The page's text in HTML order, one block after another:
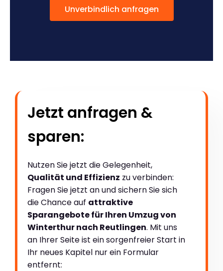
Unverbindlich anfragen
Jetzt anfragen &
sparen:
Nutzen Sie jetzt die Gelegenheit,
Qualität und Effizienz zu verbinden:
Fragen Sie jetzt an und sichern Sie sich
die Chance auf attraktive
Sparangebote für Ihren Umzug von
Winterthur nach Reutlingen. Mit uns
an Ihrer Seite ist ein sorgenfreier Start in
Ihr neues Kapitel nur ein Formular
entfernt: